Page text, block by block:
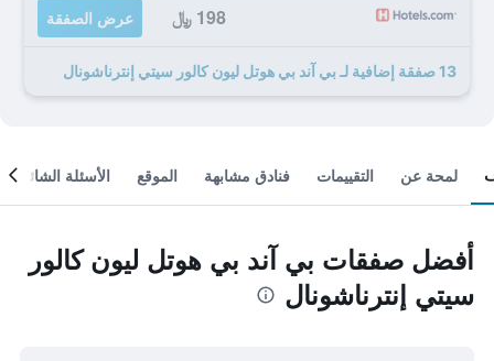
198 ﷼ عرض الصفقة
13 صفقة إضافية لـ بي آند بي هوتل ليون كالور سيتي إنترناشونال
لمحة عن التقييمات فنادق مشابهة الموقع الأسئلة الشائعة
أفضل صفقات بي آند بي هوتل ليون كالور
سيتي إنترناشونال